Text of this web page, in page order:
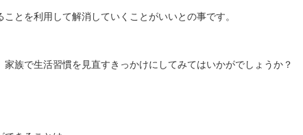
とを利用して解消していくことがいいとの事です。
族で生活習慣を見直すきっかけにしてみてはいかがでしょうか？